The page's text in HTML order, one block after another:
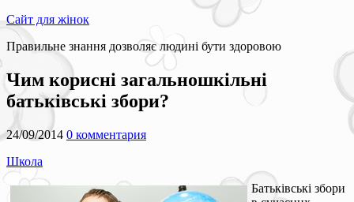
Сайт для жінок
Правильне знання дозволяє людині бути здоровою
Чим корисні загальношкільні
батьківські збори?
24/09/2014 0 комментария
Школа
Батьківські збори